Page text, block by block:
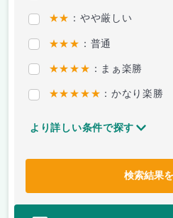
★★ ：やや厳しい
★★★ ：普通
★★★★ ：まぁ楽勝
★★★★★ ：かなり楽勝
より詳しい条件で探す
検索結果